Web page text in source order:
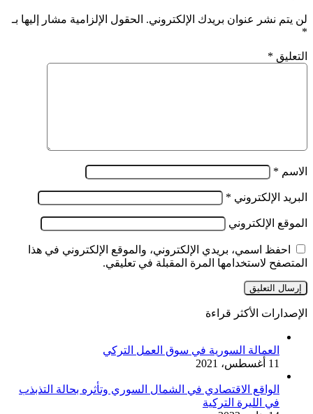
لن يتم نشر عنوان بريدك الإلكتروني. الحقول الإلزامية مشار إليها بـ
*
التعليق *
الاسم *
البريد الإلكتروني *
الموقع الإلكتروني
احفظ اسمي، بريدي الإلكتروني، والموقع الإلكتروني في هذا
المتصفح لاستخدامها المرة المقبلة في تعليقي.
الإصدارات الأكثر قراءة
العمالة السورية في سوق العمل التركي
11 أغسطس، 2021
الواقع الاقتصادي في الشمال السوري وتأثره بحالة التذبذب
في الليرة التركية